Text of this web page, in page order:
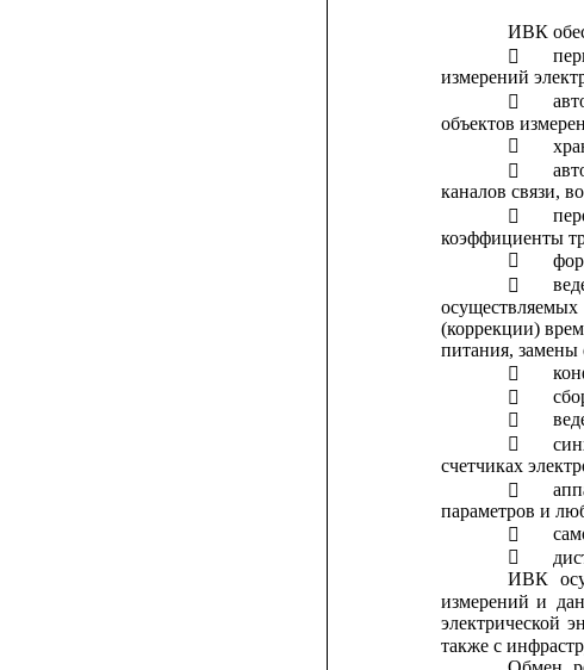
ИВК

измерений

объектов


каналов связи,

коэффициенты


осуществляемых
(коррекции)
питания, замены




счетчиках

параметров и


ИВК
измерений и
электрической
также с